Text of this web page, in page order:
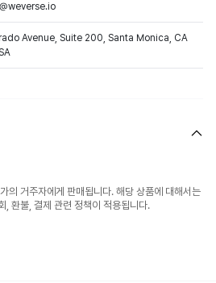
Avenue, Suite 200, Santa Monica, CA
의 거주자에게 판매됩니다. 해당 상품에 대해서는
, 환불, 결제 관련 정책이 적용됩니다.